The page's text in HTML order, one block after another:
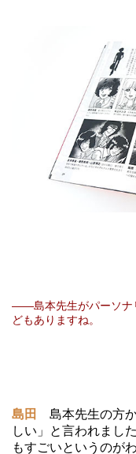
――島本先生がパーソナ
どもありますね。
島田 島本先生の方
しい」と言われまし
もすごいというのが